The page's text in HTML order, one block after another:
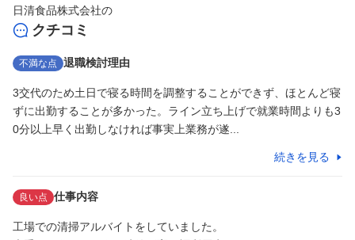
日清食品株式会社の
クチコミ
不満な点 退職検討理由
3交代のため土日で寝る時間を調整することができず、ほとんど寝
ずに出勤することが多かった。ライン立ち上げで就業時間よりも3
0分以上早く出勤しなければ事実上業務が遂...
続きを見る
良い点 仕事内容
工場での清掃アルバイトをしていました。